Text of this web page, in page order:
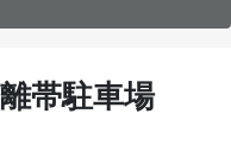
切
帯駐車場